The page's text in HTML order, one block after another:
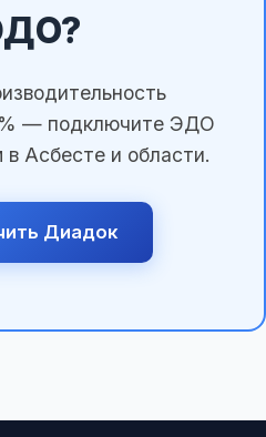
— подключите ЭДО
Асбесте и области.
Диадок